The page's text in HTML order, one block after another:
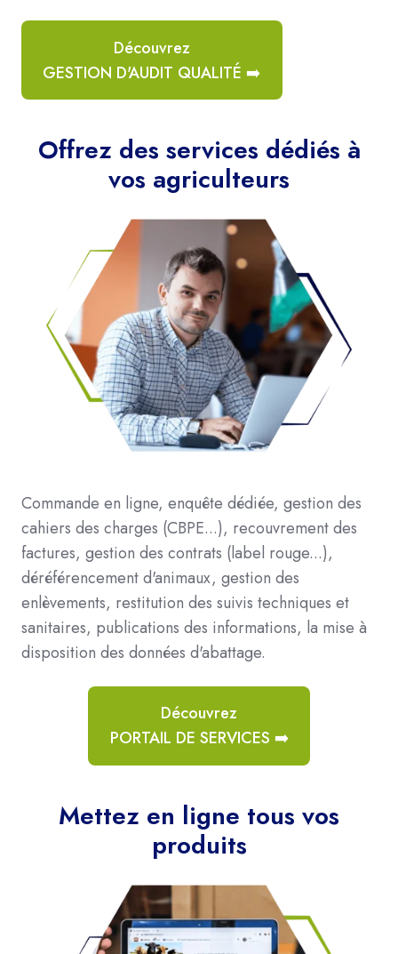
Découvrez
GESTION D'AUDIT QUALITÉ ➡️
Offrez des services dédiés à
vos agriculteurs
Commande en ligne, enquête dédiée, gestion des
cahiers des charges (CBPE...), recouvrement des
factures, gestion des contrats (label rouge...),
déréférencement d'animaux, gestion des
enlèvements, restitution des suivis techniques et
sanitaires, publications des informations, la mise à
disposition des données d'abattage.
Découvrez
PORTAIL DE SERVICES ➡️
Mettez en ligne tous vos
produits